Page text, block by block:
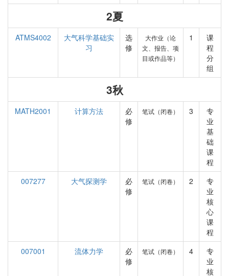
2夏
ATMS4002
大气科学基础实
习
选
修
大作业（论
文、报告、项
目或作品等）
1
课
程
分
组
3秋
MATH2001 计算方法
必
修
笔试（闭卷） 3
专
业
基
础
课
程
007277
大气探测学
必
修
笔试（闭卷） 2
专
业
核
心
课
程
007001
流体力学
必
修
笔试（闭卷） 4
专
业
核